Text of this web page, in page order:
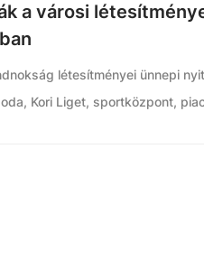
a városi
létesítményei ünnepi
Kori Liget, sportközpont,